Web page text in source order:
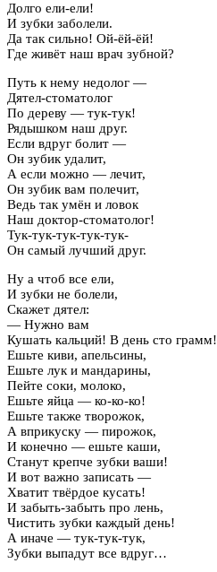
Долго ели-ели!
И зубки заболели.
Да так сильно! Ой-ёй-ёй!
Где живёт наш врач зубной?
Путь к нему недолог —
Дятел-стоматолог
По дереву — тук-тук!
Рядышком наш друг.
Если вдруг болит —
Он зубик удалит,
А если можно — лечит,
Он зубик вам полечит,
Ведь так умён и ловок
Наш доктор-стоматолог!
Тук-тук-тук-тук-тук-
Он самый лучший друг.
Ну а чтоб все ели,
И зубки не болели,
Скажет дятел:
— Нужно вам
Кушать кальций! В день сто грамм!
Ешьте киви, апельсины,
Ешьте лук и мандарины,
Пейте соки, молоко,
Ешьте яйца — ко-ко-ко!
Ешьте также творожок,
А вприкуску — пирожок,
И конечно — ешьте каши,
Станут крепче зубки ваши!
И вот важно записать —
Хватит твёрдое кусать!
И забыть-забыть про лень,
Чистить зубки каждый день!
А иначе — тук-тук-тук,
Зубки выпадут все вдруг…